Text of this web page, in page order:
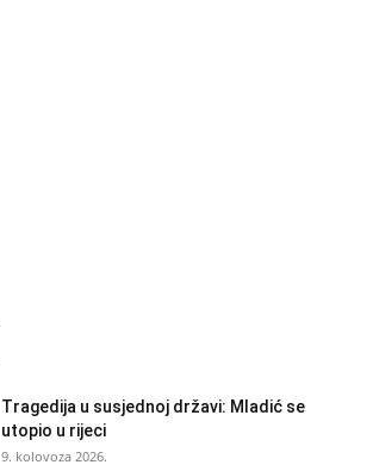
Tragedija u susjednoj državi: Mladić se
utopio u rijeci
9. kolovoza 2026.